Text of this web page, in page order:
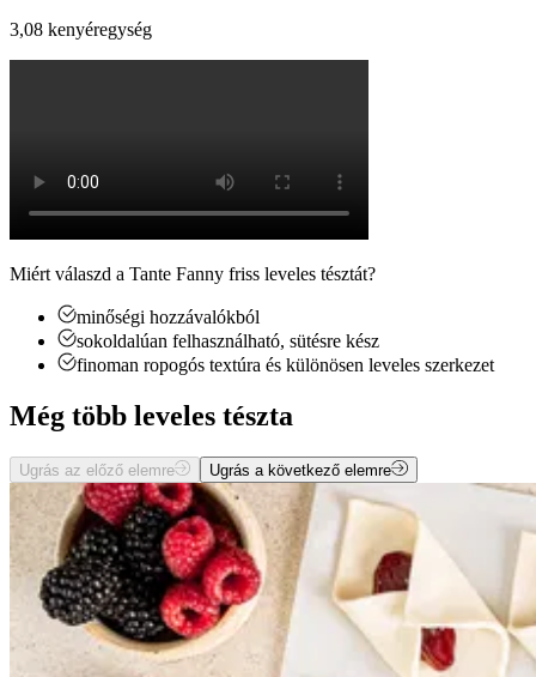
3,08 kenyéregység
Miért válaszd a Tante Fanny friss leveles tésztát?
minőségi hozzávalókból
sokoldalúan felhasználható, sütésre kész
finoman ropogós textúra és különösen leveles szerkezet
Még több leveles tészta
Ugrás az előző elemre Ugrás a következő elemre